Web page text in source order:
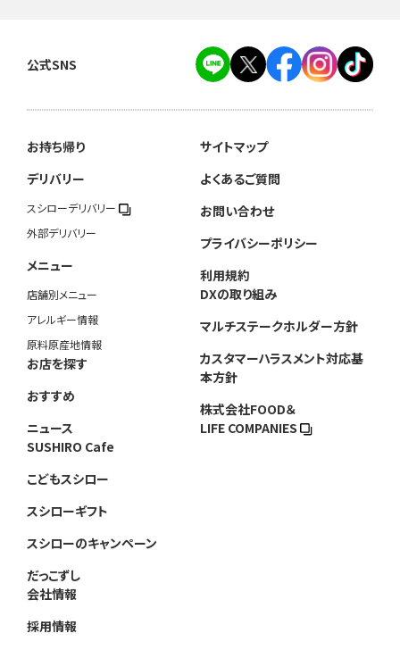
公式SNS
お持ち帰り
デリバリー
スシローデリバリー
外部デリバリー
メニュー
店舗別メニュー
アレルギー情報
原料原産地情報
お店を探す
おすすめ
ニュース
SUSHIRO Cafe
こどもスシロー
スシローギフト
スシローのキャンペーン
だっこずし
会社情報
採用情報
サイトマップ
よくあるご質問
お問い合わせ
プライバシーポリシー
利用規約
DXの取り組み
マルチステークホルダー方針
カスタマーハラスメント対応基
本方針
株式会社FOOD＆
LIFE COMPANIES